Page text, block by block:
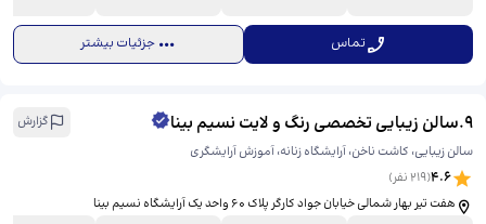
تماس جزئیات بیشتر
9
.سالن زیبایی تخصصی رنگ و لایت نسیم بینا
گزارش
سالن زیبایی، کاشت ناخن، آرایشگاه زنانه، آموزش آرایشگری
4.6
(
219نفر)
هفت تیر بهار شمالی خیابان جواد کارگر پلاک ۶۰ واحد یک آرایشگاه نسیم بینا